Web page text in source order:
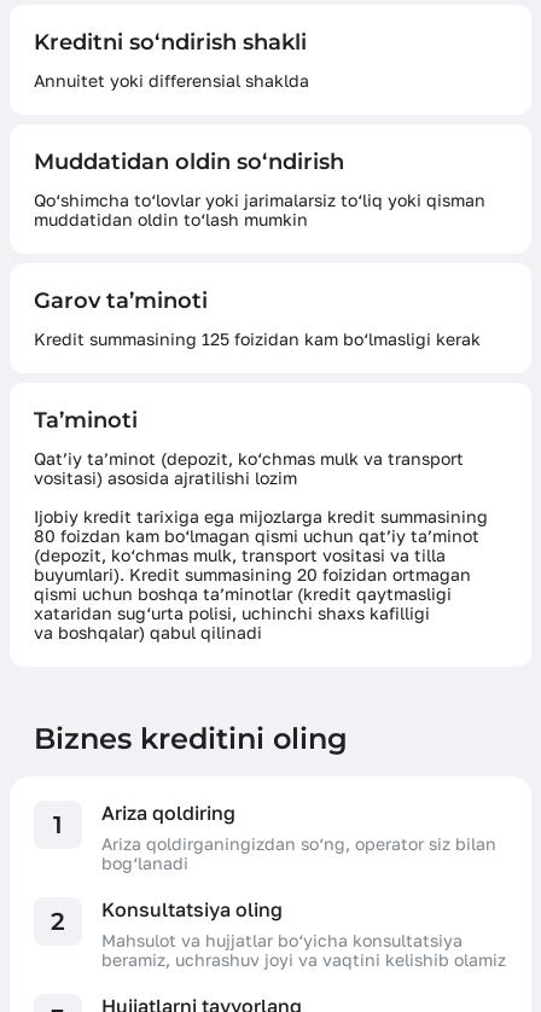
Kreditni so‘ndirish shakli
Annuitet yoki differensial shaklda
Muddatidan oldin so‘ndirish
Qo‘shimcha to‘lovlar yoki jarimalarsiz to‘liq yoki qisman
muddatidan oldin to‘lash mumkin
Garov ta’minoti
Kredit summasining 125 foizidan kam bo‘lmasligi kerak
Ta’minoti
Qat’iy ta’minot (depozit, ko‘chmas mulk va transport
vositasi) asosida ajratilishi lozim
Ijobiy kredit tarixiga ega mijozlarga kredit summasining
80 foizdan kam bo‘lmagan qismi uchun qat’iy ta’minot
(depozit, ko‘chmas mulk, transport vositasi va tilla
buyumlari). Kredit summasining 20 foizidan ortmagan
qismi uchun boshqa ta’minotlar (kredit qaytmasligi
xataridan sug‘urta polisi, uchinchi shaxs kafilligi
va boshqalar) qabul qilinadi
Biznes kreditini oling
1 Ariza qoldiring
Ariza qoldirganingizdan so‘ng, operator siz bilan
bog‘lanadi
2 Konsultatsiya oling
Mahsulot va hujjatlar bo‘yicha konsultatsiya
beramiz, uchrashuv joyi va vaqtini kelishib olamiz
Hujjatlarni tayyorlang